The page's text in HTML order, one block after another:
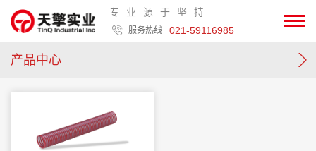
专业源于坚持
服务热线 021-59116985
产品中心